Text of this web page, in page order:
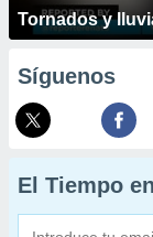
Tornados y
Síguenos
El Tiempo